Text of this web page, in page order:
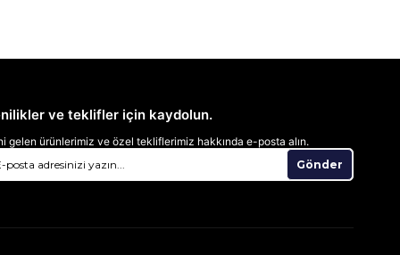
ve teklifler için kaydolun.
gelen ürünlerimiz ve özel tekliflerimiz hakkında e-posta alın.
Gönder